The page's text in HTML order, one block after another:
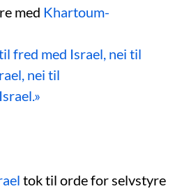
med Khartoum-
fred med Israel, nei til
nei til
tok til orde for selvstyre